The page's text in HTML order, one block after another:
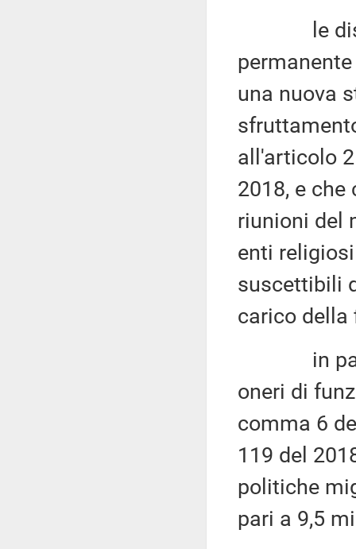
le
una nuova
all'articolo
2018, e
riunioni del
enti
suscettibili
carico della
in
oneri di
comma 6
119 del
politiche
pari a 9,5